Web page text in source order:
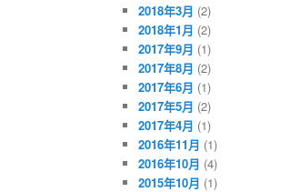
2018年3月 (2)
2018年1月 (2)
2017年9月 (1)
2017年8月 (2)
2017年6月 (1)
2017年5月 (2)
2017年4月 (1)
2016年11月 (1)
2016年10月 (4)
2015年10月 (1)